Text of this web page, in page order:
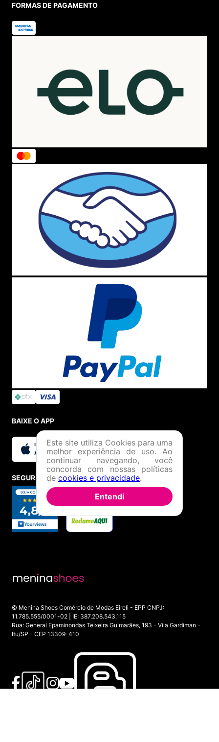
FORMAS DE PAGAMENTO
BAIXE O APP
SEGURANÇA E CREDIBILIDADE
© Menina Shoes Comércio de Modas Eireli - EPP CNPJ:
11.785.555/0001-02 | IE: 387.208.543.115
Rua: General Epaminondas Teixeira Guimarães, 193 - Vila Gardiman -
Itu/SP - CEP 13309-410
Este site utiliza Cookies para uma
melhor experiência de uso. Ao
continuar navegando, você
concorda com nossas políticas
de cookies e privacidade.
Entendi